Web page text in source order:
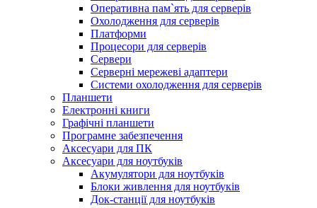
Оперативна пам`ять для серверів
Охолодження для серверів
Платформи
Процесори для серверів
Сервери
Серверні мережеві адаптери
Системи охолодження для серверів
Планшети
Електронні книги
Графічні планшети
Програмне забезпечення
Аксесуари для ПК
Аксесуари для ноутбуків
Акумулятори для ноутбуків
Блоки живлення для ноутбуків
Док-станції для ноутбуків